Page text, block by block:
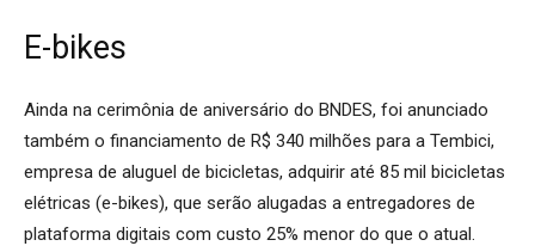
E-bikes
Ainda na cerimônia de aniversário do BNDES, foi anunciado
também o financiamento de R$ 340 milhões para a Tembici,
empresa de aluguel de bicicletas, adquirir até 85 mil bicicletas
elétricas (e-bikes), que serão alugadas a entregadores de
plataforma digitais com custo 25% menor do que o atual.